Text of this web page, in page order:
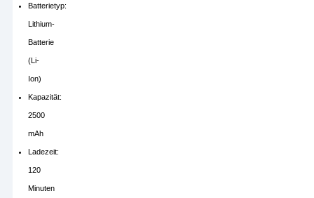
Batterietyp:
Lithium-
Batterie
(Li-
Ion)
Kapazität:
2500
mAh
Ladezeit:
120
Minuten